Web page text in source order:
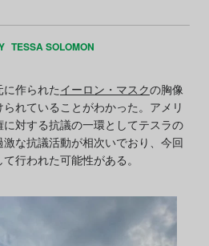
TESSA SOLOMON
作られたイーロン・マスクの胸像
れていることがわかった。アメリ
対する抗議の一環としてテスラの
な抗議活動が相次いでおり、今回
行われた可能性がある。